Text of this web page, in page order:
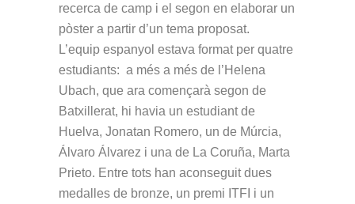
recerca de camp i el segon en elaborar un
pòster a partir d’un tema proposat.
L’equip espanyol estava format per quatre
estudiants: a més a més de l’Helena
Ubach, que ara començarà segon de
Batxillerat, hi havia un estudiant de
Huelva, Jonatan Romero, un de Múrcia,
Álvaro Álvarez i una de La Coruña, Marta
Prieto. Entre tots han aconseguit dues
medalles de bronze, un premi ITFI i un